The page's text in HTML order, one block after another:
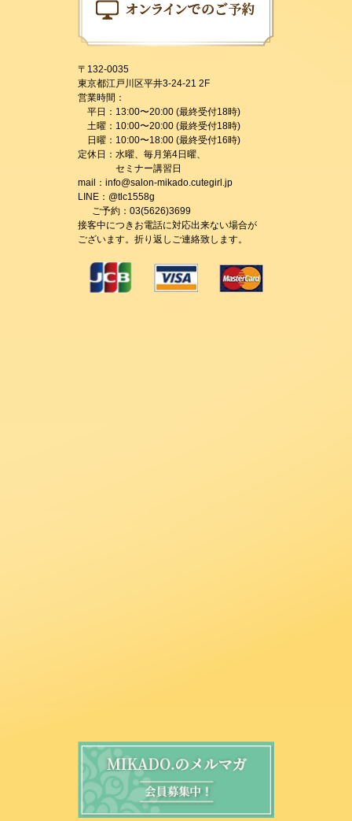
〒132-0035
東京都江戸川区平井3-24-21 2F
営業時間：
平日：13:00〜20:00 (最終受付18時)
土曜：10:00〜20:00 (最終受付18時)
日曜：10:00〜18:00 (最終受付16時)
定休日：水曜、毎月第4日曜、
セミナー講習日
mail：info@salon-mikado.cutegirl.jp
LINE：@tlc1558g
ご予約：03(5626)3699
接客中につきお電話に対応出来ない場合が
ございます。折り返しご連絡致します。